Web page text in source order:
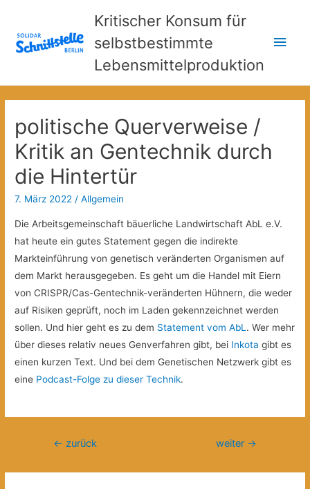
Kritischer Konsum für
selbstbestimmte
Lebensmittelproduktion
politische Querverweise /
Kritik an Gentechnik durch
die Hintertür
7. März 2022 /Allgemein
Die Arbeitsgemeinschaft bäuerliche Landwirtschaft AbL e.V.
hat heute ein gutes Statement gegen die indirekte
Markteinführung von genetisch veränderten Organismen auf
dem Markt herausgegeben. Es geht um die Handel mit Eiern
von CRISPR/Cas-Gentechnik-veränderten Hühnern, die weder
auf Risiken geprüft, noch im Laden gekennzeichnet werden
sollen. Und hier geht es zu dem Statement vom AbL . Wer mehr
über dieses relativ neues Genverfahren gibt, bei Inkotagibt es
einen kurzen Text. Und bei dem Genetischen Netzwerk gibt es
eine Podcast-Folge zu dieser Technik.
Beitragsnavigation
← zurück weiter →